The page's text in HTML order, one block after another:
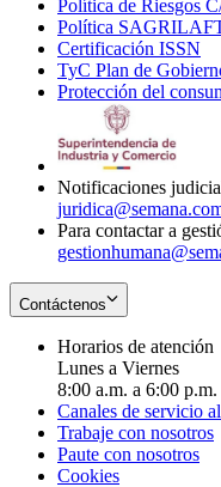
Política de Riesgos
Política
Certificación ISSN
in
TyC Plan de
Protección del
Notificaciones
Para contactar a
Contáctenos
Horarios de atención
Lunes a Viernes
8:00 a.m. a 6:00 p.m.
Canales de servicio
Trabaje con nosotros
Paute con nosotros
Cookies